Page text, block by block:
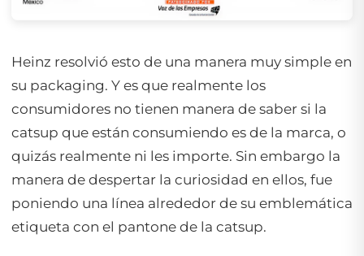
Heinz resolvió esto de una manera muy simple en
su packaging. Y es que realmente los
consumidores no tienen manera de saber si la
catsup que están consumiendo es de la marca, o
quizás realmente ni les importe. Sin embargo la
manera de despertar la curiosidad en ellos, fue
poniendo una línea alrededor de su emblemática
etiqueta con el pantone de la catsup.